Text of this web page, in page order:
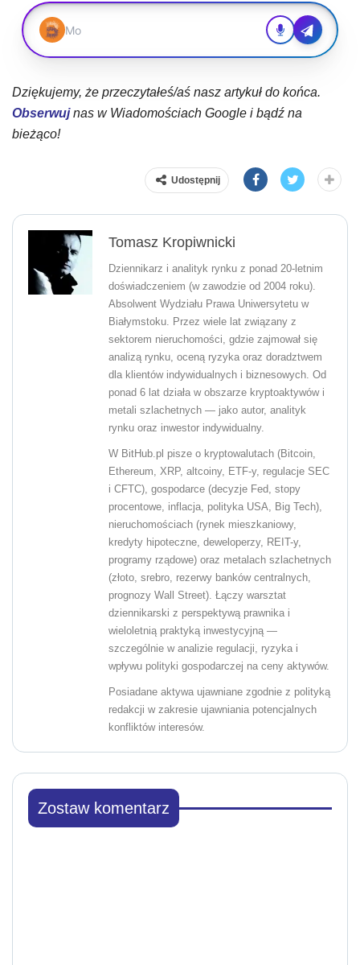
Dziękujemy, że przeczytałeś/aś nasz artykuł do końca.
Obserwujnas w Wiadomościach Google i bądź na
bieżąco!
Udostępnij
Tomasz Kropiwnicki
Dziennikarz i analityk rynku z ponad 20-letnim
doświadczeniem (w zawodzie od 2004 roku).
Absolwent Wydziału Prawa Uniwersytetu w
Białymstoku. Przez wiele lat związany z
sektorem nieruchomości, gdzie zajmował się
analizą rynku, oceną ryzyka oraz doradztwem
dla klientów indywidualnych i biznesowych. Od
ponad 6 lat działa w obszarze kryptoaktywów i
metali szlachetnych — jako autor, analityk
rynku oraz inwestor indywidualny.
W BitHub.pl pisze o kryptowalutach (Bitcoin,
Ethereum, XRP, altcoiny, ETF-y, regulacje SEC
i CFTC), gospodarce (decyzje Fed, stopy
procentowe, inflacja, polityka USA, Big Tech),
nieruchomościach (rynek mieszkaniowy,
kredyty hipoteczne, deweloperzy, REIT-y,
programy rządowe) oraz metalach szlachetnych
(złoto, srebro, rezerwy banków centralnych,
prognozy Wall Street). Łączy warsztat
dziennikarski z perspektywą prawnika i
wieloletnią praktyką inwestycyjną —
szczególnie w analizie regulacji, ryzyka i
wpływu polityki gospodarczej na ceny aktywów.
Posiadane aktywa ujawniane zgodnie z polityką
redakcji w zakresie ujawniania potencjalnych
konfliktów interesów.
Zostaw komentarz